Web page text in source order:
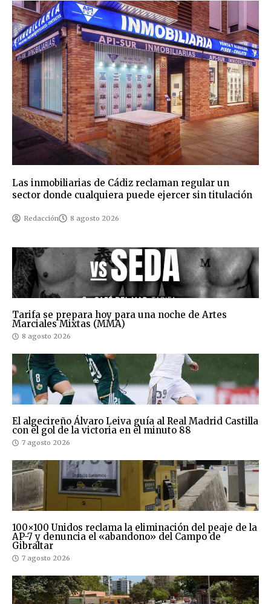
Las inmobiliarias de Cádiz reclaman regular un
sector donde cualquiera puede ejercer sin titulación
Redacción 8 agosto 2026
Tarifa se prepara hoy para una noche de Artes
Marciales Mixtas (MMA)
8 agosto 2026
El algecireño Álvaro Leiva guía al Real Madrid Castilla
con el gol de la victoria en el minuto 88
7 agosto 2026
100×100 Unidos reclama la eliminación del peaje de la
AP-7 y denuncia el «abandono» del Campo de
Gibraltar
7 agosto 2026